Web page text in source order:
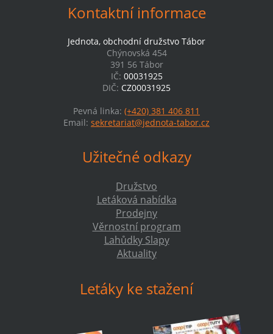
Kontaktní informace
Jednota, obchodní družstvo Tábor
Chýnovská 454
391 56 Tábor
IČ: 00031925
DIČ: CZ00031925
Pevná linka: (+420) 381 406 811
Email: sekretariat@jednota-tabor.cz
Užitečné odkazy
Družstvo
Letáková nabídka
Prodejny
Věrnostní program
Lahůdky Slapy
Aktuality
Letáky ke stažení